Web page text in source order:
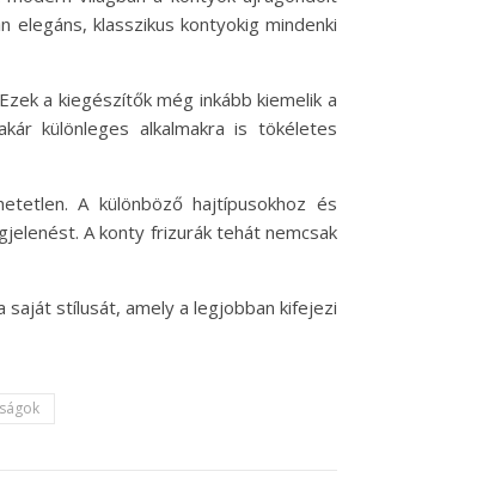
klasszikus kontyokig mindenki
a kiegészítők még inkább kiemelik a
különleges alkalmakra is tökéletes
A különböző hajtípusokhoz és
A konty frizurák tehát nemcsak
saját stílusát, amely a legjobban kifejezi